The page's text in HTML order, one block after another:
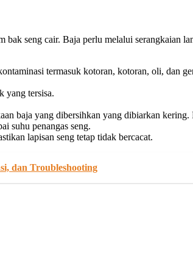
seng cair. Baja perlu melalui serangkaian
termasuk kotoran, kotoran, oli, dan
yang tersisa.
baja yang dibersihkan yang dibiarkan
suhu penangas seng.
lapisan seng tetap tidak bercacat.
dan Troubleshooting